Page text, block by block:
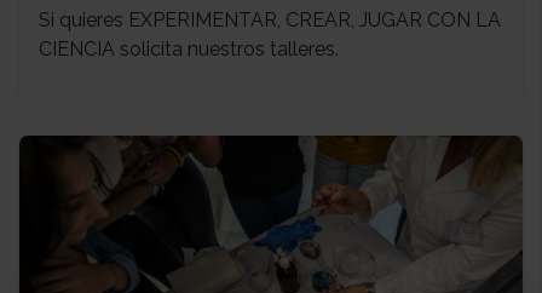
Si quieres EXPERIMENTAR, CREAR, JUGAR CON LA
CIENCIA solicita nuestros talleres.